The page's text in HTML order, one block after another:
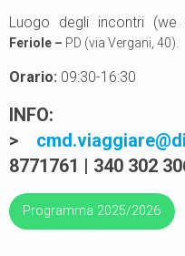
Luogo degli incontri (we
Feriole – PD (via Vergani, 40).
Orario: 09:30-16:30
INFO:
>
8771761 | 340 302
Programma 2025/2026